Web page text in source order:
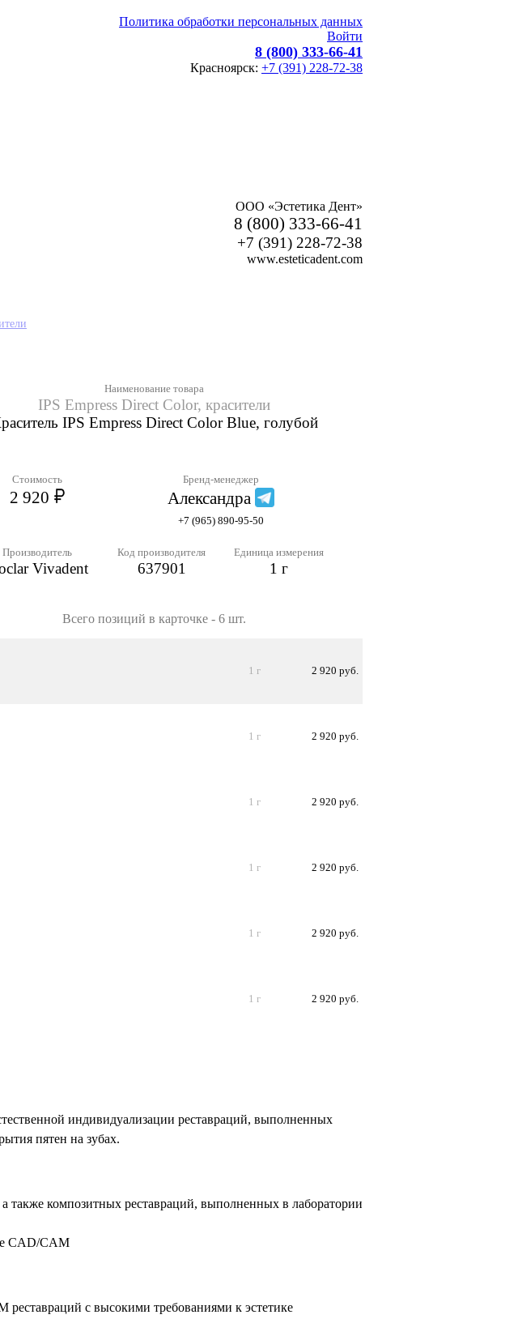
Политика обработки персональных данных
Войти
8 (800) 333-66-41
Красноярск: +7 (391) 228-72-38
ООО «Эстетика Дент»
8 (800) 333-66-41
+7 (391) 228-72-38
www.esteticadent.com
Наименование товара
IPS Empress Direct Color, красители
IPS Empress Direct Color Blue, голубой
Стоимость
2 920
Бренд-менеджер
Александра
+7 (965) 890-95-50
Производитель
Vivadent
Код производителя
637901
Единица измерения
1 г
Всего позиций в карточке - 6 шт.
1 г 2 920 руб.
1 г 2 920 руб.
1 г 2 920 руб.
1 г 2 920 руб.
1 г 2 920 руб.
1 г 2 920 руб.
индивидуализации реставраций, выполненных
пятен на зубах.
также композитных реставраций, выполненных в лаборатории
CAD/CAM
с высокими требованиями к эстетике